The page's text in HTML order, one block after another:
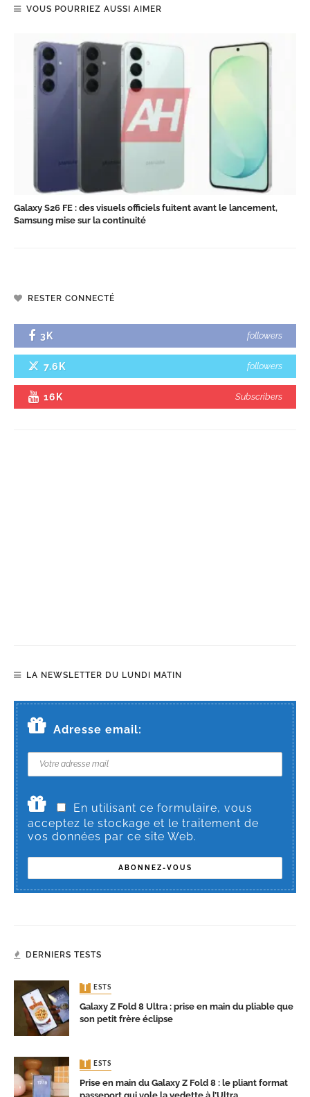
VOUS POURRIEZ AUSSI AIMER
Galaxy S26 FE : des visuels officiels fuitent avant le lancement,
Samsung mise sur la continuité
RESTER CONNECTÉ
3K followers
7.6K followers
16K Subscribers
LA NEWSLETTER DU LUNDI MATIN
Adresse email:
En utilisant ce formulaire, vous
acceptez le stockage et le traitement de
vos données par ce site Web.
DERNIERS TESTS
TESTS
Galaxy Z Fold 8 Ultra : prise en main du pliable que
son petit frère éclipse
TESTS
Prise en main du Galaxy Z Fold 8 : le pliant format